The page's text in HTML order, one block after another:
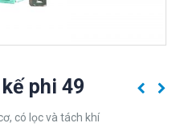
phi 49
có lọc và tách khí